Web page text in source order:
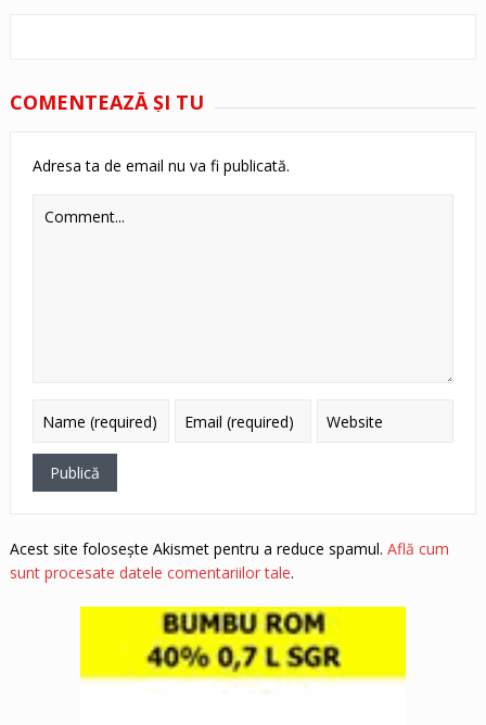
COMENTEAZĂ ŞI TU
Adresa ta de email nu va fi publicată.
Acest site folosește Akismet pentru a reduce spamul. Află cum
sunt procesate datele comentariilor tale.